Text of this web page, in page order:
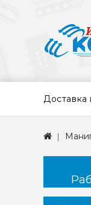
Доставка